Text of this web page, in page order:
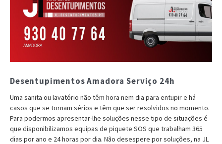
Desentupimentos Amadora Serviço 24h
Uma sanita ou lavatório não têm hora nem dia para entupir e há
casos que se tornam sérios e têm que ser resolvidos no momento.
Para podermos apresentar-lhe soluções nesse tipo de situações é
que disponibilizamos equipas de piquete SOS que trabalham 365
dias por ano e 24 horas por dia. Não desespere por soluções, na JL